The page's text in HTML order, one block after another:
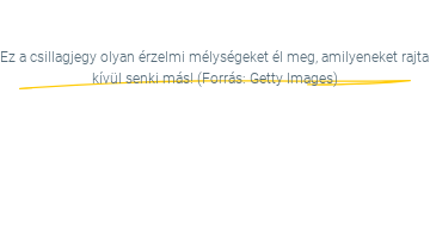
Ez a csillagjegy olyan érzelmi mélységeket él meg, amilyeneket rajta
kívül senki más! (Forrás: Getty Images)